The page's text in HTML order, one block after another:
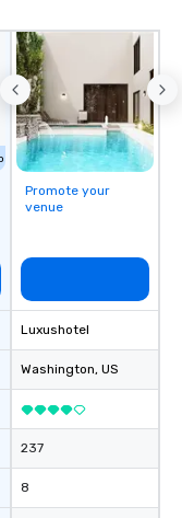
Promote your
venue
Luxushotel
Washington, US
237
8